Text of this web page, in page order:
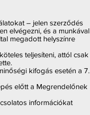
– jelen szerződés
elvégezni, és a munkával
megadott helyszínre
teljesíteni, attól csak
kifogás esetén a 7.
előtt a Megrendelőnek
információkat